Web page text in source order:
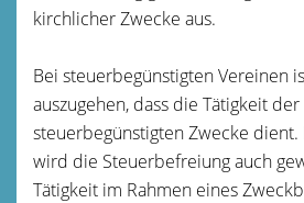
kirchlicher Zwecke aus.
Bei steuerbegünstigten Vereinen
auszugehen, dass die Tätigkeit
steuerbegünstigten Zwecke
wird die Steuerbefreiung auch
Tätigkeit im Rahmen eines